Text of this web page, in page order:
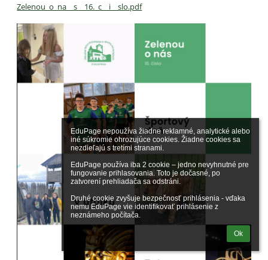
EduPage nepoužíva žiadne reklamné, analytické alebo
iné súkromie ohrozujúce cookies. Žiadne cookies sa
nezdieľajú s tretími stranami.
EduPage používa iba 2 cookie – jedno nevyhnutné pre
fungovanie prihlasovania. Toto je dočasné, po
zatvorení prehliadača sa odstráni.
Druhé cookie zvyšuje bezpečnosť prihlásenia - vďaka
nemu EduPage vie identifikovať prihlásenie z
neznámeho počítača.
Ok
Zelenou_o_na__s__16._c__i__slo.pdf